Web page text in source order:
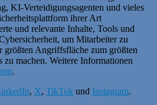
KI-Verteidigungsagenten und vieles
ihrer Art
und relevante Inhalte, Tools und
um Mitarbeiter zu
größten Angriffsfläche zum größten
zu machen. Weitere Informationen
.
, X, TikTok und Instagram.